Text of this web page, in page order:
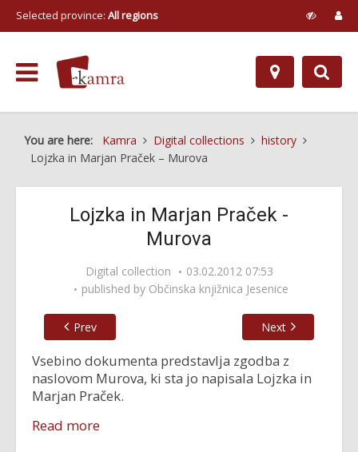
Selected province: All regions
You are here: Kamra Digital collections
history
Lojzka in Marjan Praček – Murova
Lojzka in Marjan Praček -
Murova
Digital collection
03.02.2012 07:53
published by Občinska knjižnica Jesenice
Prev Next
Vsebino dokumenta predstavlja zgodba z
naslovom Murova, ki sta jo napisala Lojzka in
Marjan Praček.
Read more